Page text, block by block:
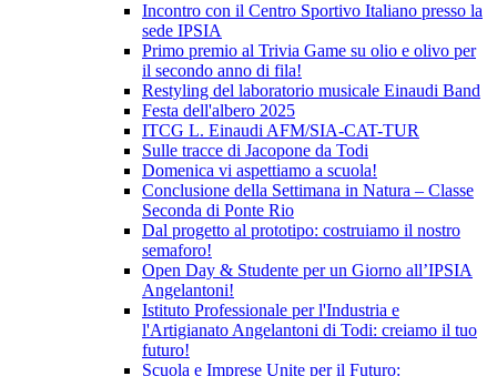
Incontro con il Centro Sportivo Italiano presso la
sede IPSIA
Primo premio al Trivia Game su olio e olivo per
il secondo anno di fila!
Restyling del laboratorio musicale Einaudi Band
Festa dell'albero 2025
ITCG L. Einaudi AFM/SIA-CAT-TUR
Sulle tracce di Jacopone da Todi
Domenica vi aspettiamo a scuola!
Conclusione della Settimana in Natura – Classe
Seconda di Ponte Rio
Dal progetto al prototipo: costruiamo il nostro
semaforo!
Open Day & Studente per un Giorno all’IPSIA
Angelantoni!
Istituto Professionale per l'Industria e
l'Artigianato Angelantoni di Todi: creiamo il tuo
futuro!
Scuola e Imprese Unite per il Futuro: